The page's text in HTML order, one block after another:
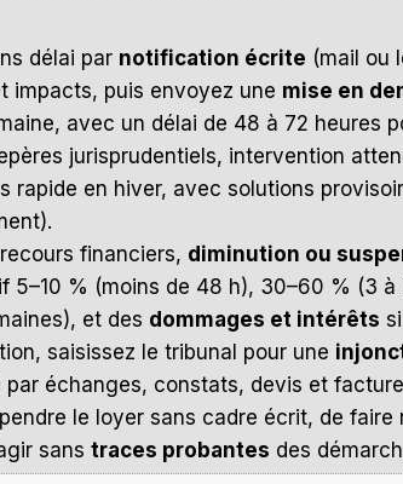
délai par notification écrite (mail ou
impacts, puis envoyez une mise en
avec un délai de 48 à 72 heures
jurisprudentiels, intervention
rapide en hiver, avec solutions
financiers, diminution ou
5–10 % (moins de 48 h), 30–60 % (3 à
et des dommages et intérêts
saisissez le tribunal pour une
par échanges, constats, devis et
le loyer sans cadre écrit, de faire
sans traces probantes des